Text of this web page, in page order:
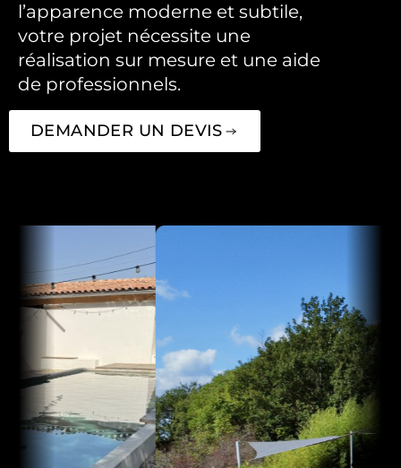
l’apparence moderne et subtile,
votre projet nécessite une
réalisation sur mesure et une aide
de professionnels.
DEMANDER UN DEVIS